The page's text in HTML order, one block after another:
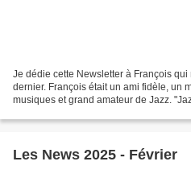
Je dédie cette Newsletter à François
dernier. François était un ami fidèle, un
musiques et grand amateur de Jazz.
Les News 2025 - Février